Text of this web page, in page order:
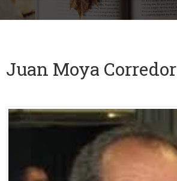
Juan Moya Corredor